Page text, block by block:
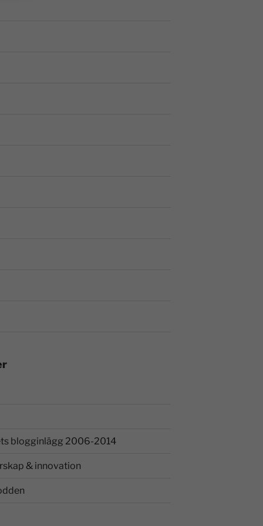
blogginlägg 2006-2014
& innovation